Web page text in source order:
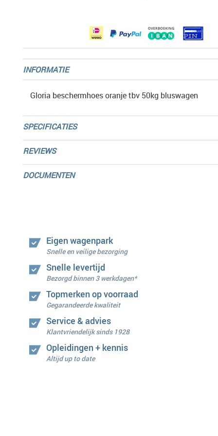
INFORMATIE
Gloria beschermhoes oranje tbv 50kg bluswagen
SPECIFICATIES
REVIEWS
DOCUMENTEN
Eigen wagenpark
Snelle en veilige bezorging
Snelle levertijd
Bezorgd binnen 3 werkdagen*
Topmerken op voorraad
Gegarandeerde kwaliteit
Service & advies
Klantvriendelijk sinds 1928
Opleidingen + kennis
Altijd up to date